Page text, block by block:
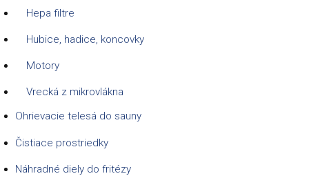
Hepa filtre
Hubice, hadice, koncovky
Motory
Vrecká z mikrovlákna
Ohrievacie telesá do sauny
Čistiace prostriedky
Náhradné diely do fritézy